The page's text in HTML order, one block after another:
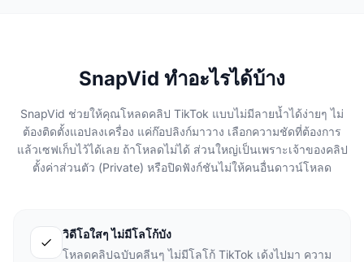
SnapVid ทำอะไรได้บ้าง
SnapVid ช่วยให้คุณโหลดคลิป TikTok แบบไม่มีลายน้ำได้ง่ายๆ ไม่
ต้องติดตั้งแอปลงเครื่อง แค่ก๊อปลิงก์มาวาง เลือกความชัดที่ต้องการ
แล้วเซฟเก็บไว้ได้เลย ถ้าโหลดไม่ได้ ส่วนใหญ่เป็นเพราะเจ้าของคลิป
ตั้งค่าส่วนตัว (Private) หรือปิดฟังก์ชันไม่ให้คนอื่นดาวน์โหลด
วิดีโอใสๆ ไม่มีโลโก้บัง
โหลดคลิปฉบับคลีนๆ ไม่มีโลโก้ TikTok เด้งไปมา ความ